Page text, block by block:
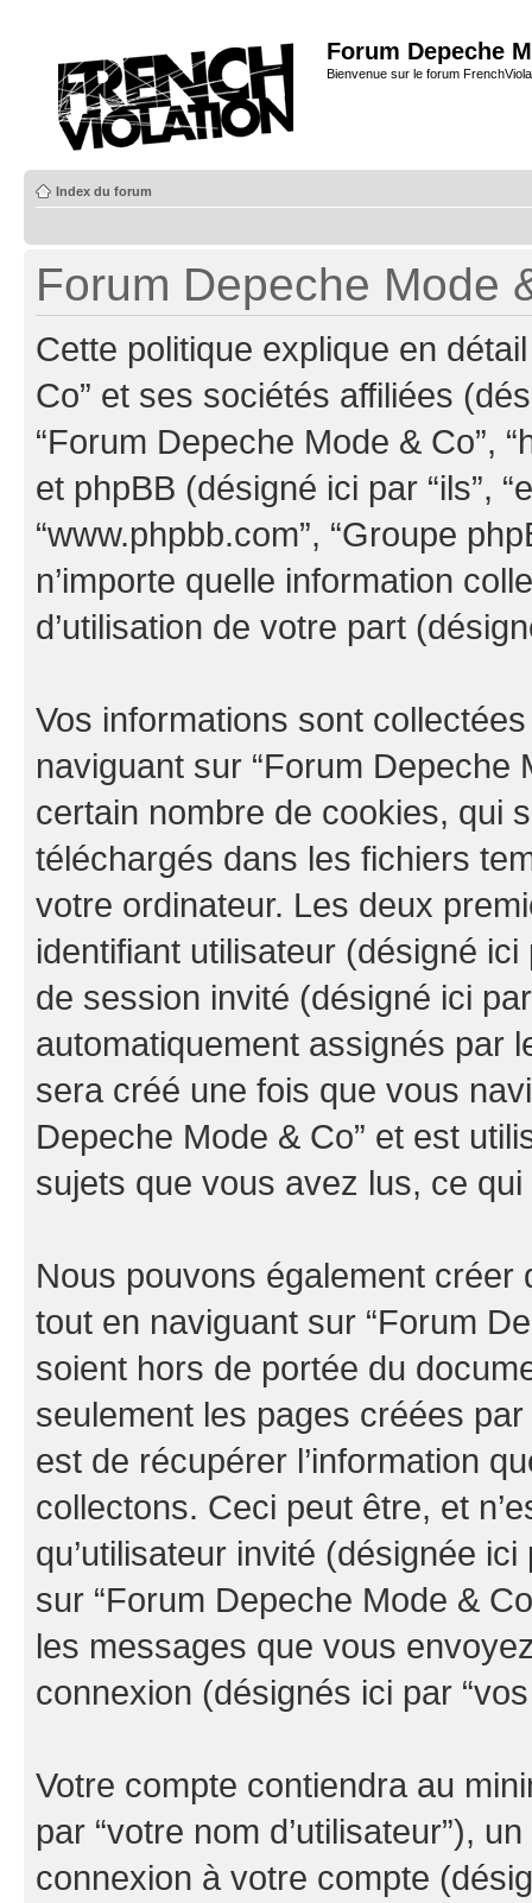
Forum Depeche
Bienvenue sur le forum
Index du forum
Forum Depeche Mode
Cette politique explique en
Co” et ses sociétés affiliées
“Forum Depeche Mode & Co”,
et phpBB (désigné ici par “ils”,
“www.phpbb.com”, “Groupe
n’importe quelle information
d’utilisation de votre part
Vos informations sont
naviguant sur “Forum Depeche
certain nombre de cookies, qui
téléchargés dans les fichiers
votre ordinateur. Les deux
identifiant utilisateur (désigné ici
de session invité (désigné ici
automatiquement assignés par
sera créé une fois que vous
Depeche Mode & Co” et est
sujets que vous avez lus, ce
Nous pouvons également
tout en naviguant sur “Forum
soient hors de portée du
seulement les pages créées
est de récupérer l’information
collectons. Ceci peut être, et
qu’utilisateur invité (désignée
sur “Forum Depeche Mode &
les messages que vous
connexion (désignés ici par
Votre compte contiendra au
par “votre nom d’utilisateur”),
connexion à votre compte